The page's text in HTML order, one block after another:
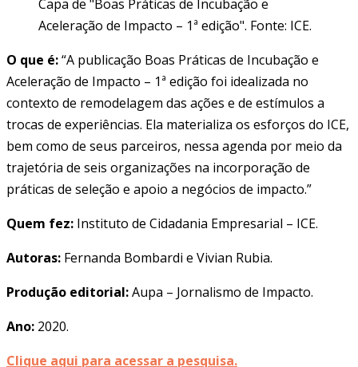
Capa de "Boas Práticas de Incubação e
Aceleração de Impacto – 1ª edição". Fonte: ICE.
O que é:“A publicação Boas Práticas de Incubação e
Aceleração de Impacto – 1ª edição foi idealizada no
contexto de remodelagem das ações e de estímulos a
trocas de experiências. Ela materializa os esforços do ICE,
bem como de seus parceiros, nessa agenda por meio da
trajetória de seis organizações na incorporação de
práticas de seleção e apoio a negócios de impacto.”
Quem fez: Instituto de Cidadania Empresarial – ICE.
Autoras: Fernanda Bombardi e Vivian Rubia.
Produção editorial:Aupa – Jornalismo de Impacto.
Ano: 2020.
Clique aqui para acessar a pesquisa.